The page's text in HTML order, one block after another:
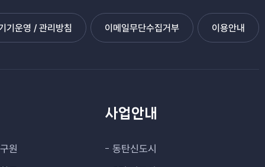
기운영 / 관리방침 이메일무단수집거부 이용안내
원
사업안내
동탄신도시